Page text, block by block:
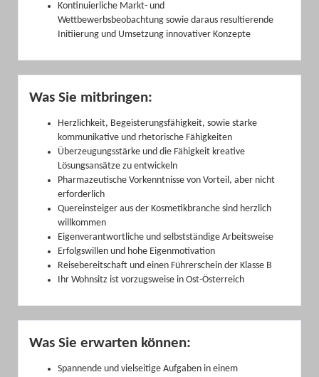
Kontinuierliche Markt- und
Wettbewerbsbeobachtung sowie daraus resultierende
Initiierung und Umsetzung innovativer Konzepte
Was Sie mitbringen:
Herzlichkeit, Begeisterungsfähigkeit, sowie starke
kommunikative und rhetorische Fähigkeiten
Überzeugungsstärke und die Fähigkeit kreative
Lösungsansätze zu entwickeln
Pharmazeutische Vorkenntnisse von Vorteil, aber nicht
erforderlich
Quereinsteiger aus der Kosmetikbranche sind herzlich
willkommen
Eigenverantwortliche und selbstständige Arbeitsweise
Erfolgswillen und hohe Eigenmotivation
Reisebereitschaft und einen Führerschein der Klasse B
Ihr Wohnsitz ist vorzugsweise in Ost-Österreich
Was Sie erwarten können:
Spannende und vielseitige Aufgaben in einem